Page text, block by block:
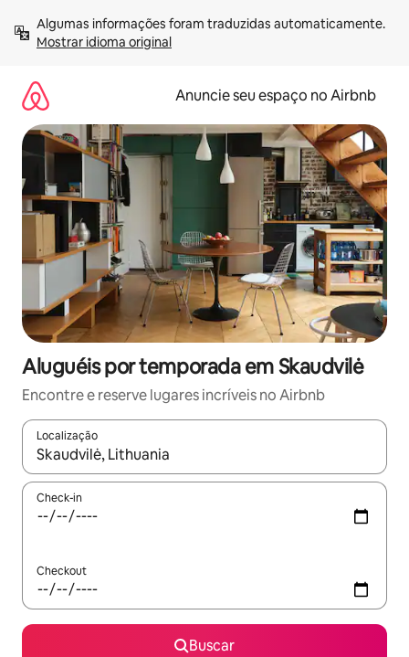
para
Mostrar idioma original
Anuncie seu espaço no Airbnb
Aluguéis por temporada em Skaudvilė
Encontre e reserve lugares incríveis no Airbnb
Localização
Quando os resultados estiverem disponíveis, explore-os
Check-in
Checkout
Buscar